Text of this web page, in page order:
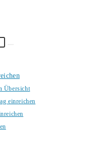
Übersicht
einreichen